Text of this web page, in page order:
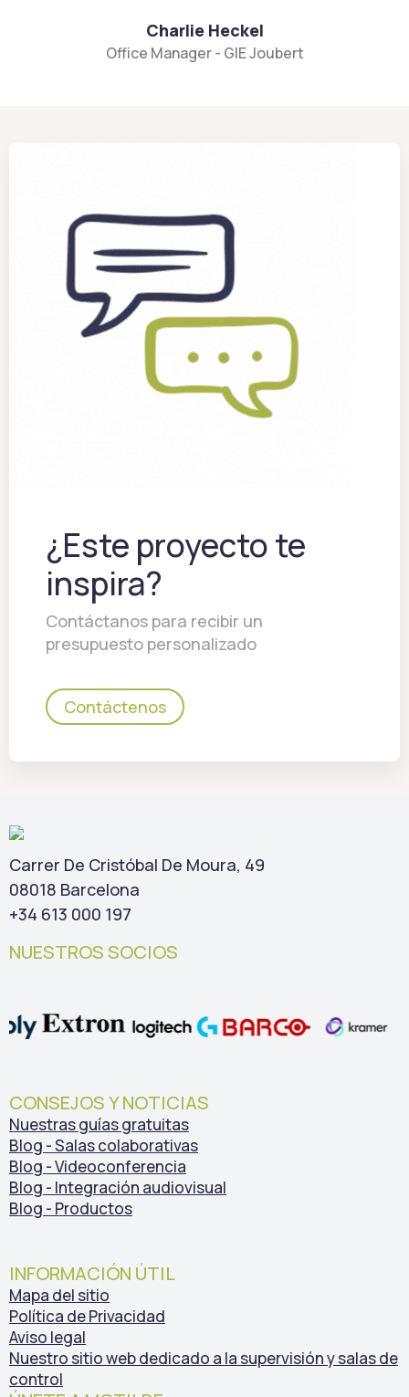
Charlie Heckel
Office Manager - GIE Joubert
¿Este proyecto te
inspira?
Contáctanos para recibir un
presupuesto personalizado
Contáctenos
Carrer De Cristóbal De Moura, 49
08018 Barcelona
+34 613 000 197
NUESTROS SOCIOS
CONSEJOS Y NOTICIAS
Nuestras guías gratuitas
Blog - Salas colaborativas
Blog - Videoconferencia
Blog - Integración audiovisual
Blog - Productos
INFORMACIÓN ÚTIL
Mapa del sitio
Política de Privacidad
Aviso legal
Nuestro sitio web dedicado a la supervisión y salas de
control